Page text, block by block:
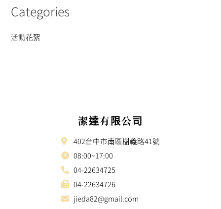
Categories
活動花絮
潔達有限公司
402台中市南區樹義路41號
08:00~17:00
04-22634725
04-22634726
jieda82@gmail.com